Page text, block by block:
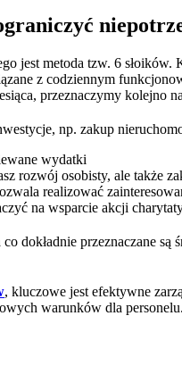
jest metoda tzw. 6
z codziennym
przeznaczymy kolejno
np. zakup
wydatki
rozwój osobisty, ale także
realizować
na wsparcie akcji
dokładnie przeznaczane są
, kluczowe jest efektywne
warunków dla personelu.